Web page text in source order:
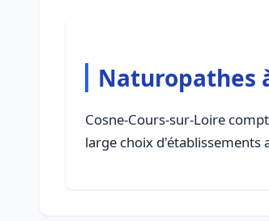
Naturopathes
Cosne-Cours-sur-Loire
large choix d'établissements